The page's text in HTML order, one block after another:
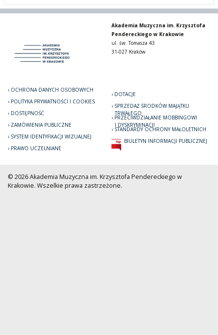
Akademia Muzyczna im. Krzysztofa
Pendereckiego w Krakowie
ul. św. Tomasza 43
31-027 Kraków
OCHRONA DANYCH OSOBOWYCH
POLITYKA PRYWATNOŚCI I COOKIES
DOSTĘPNOŚĆ
ZAMÓWIENIA PUBLICZNE
SYSTEM IDENTYFIKACJI WIZUALNEJ
PRAWO UCZELNIANE
DOTACJE
SPRZEDAŻ ŚRODKÓW MAJĄTKU
TRWAŁEGO
PRZECIWDZIAŁANIE MOBBINGOWI
I DYSKRYMINACJI
STANDARDY OCHRONY MAŁOLETNICH
BIULETYN INFORMACJI PUBLICZNEJ
© 2026 Akademia Muzyczna im. Krzysztofa Pendereckiego w
Krakowie. Wszelkie prawa zastrzeżone.